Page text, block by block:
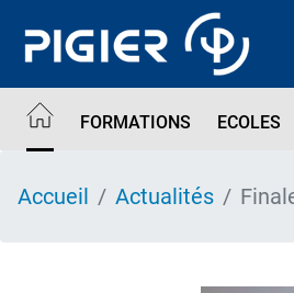
contenu
FORMATIONS ECOLES
Accueil Actualités